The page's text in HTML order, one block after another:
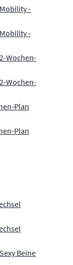
-
-
Wochen-
Wochen-
Plan
Plan
Beine